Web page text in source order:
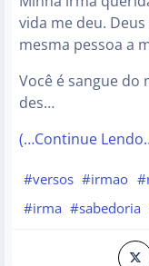
vida me deu.
mesma pessoa a
Você é sangue do
des…
(…Continue
#versos #irmao
#irma #sabedoria